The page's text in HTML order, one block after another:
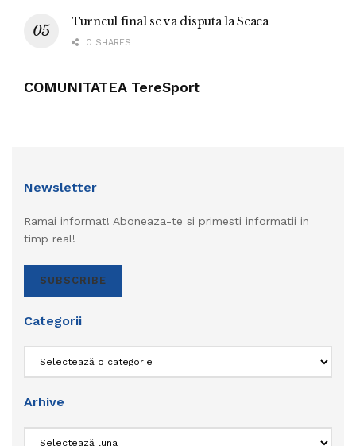
Turneul final se va disputa la Seaca
0 SHARES
COMUNITATEA TereSport
Newsletter
Ramai informat! Aboneaza-te si primesti informatii in
timp real!
SUBSCRIBE
Categorii
Arhive